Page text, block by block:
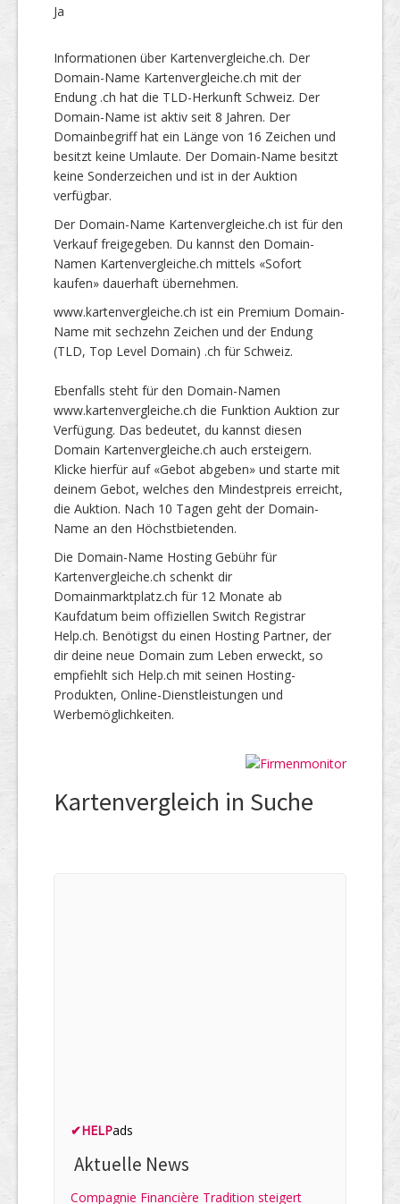
Ja
Informationen über Kartenvergleiche.ch. Der
Domain-Name Kartenvergleiche.ch mit der
Endung .ch hat die TLD-Herkunft Schweiz. Der
Domain-Name ist aktiv seit 8 Jahren. Der
Domainbegriff hat ein Länge von 16 Zeichen und
besitzt keine Umlaute. Der Domain-Name besitzt
keine Sonderzeichen und ist in der Auktion
verfügbar.
Der Domain-Name Kartenvergleiche.ch ist für den
Verkauf freigegeben. Du kannst den Domain-
Namen Kartenvergleiche.ch mittels «Sofort
kaufen» dauerhaft übernehmen.
www.kartenvergleiche.ch ist ein Premium Domain-
Name mit sechzehn Zeichen und der Endung
(TLD, Top Level Domain) .ch für Schweiz.
Ebenfalls steht für den Domain-Namen
www.kartenvergleiche.ch die Funktion Auktion zur
Verfügung. Das bedeutet, du kannst diesen
Domain Kartenvergleiche.ch auch ersteigern.
Klicke hierfür auf «Gebot abgeben» und starte mit
deinem Gebot, welches den Mindestpreis erreicht,
die Auktion. Nach 10 Tagen geht der Domain-
Name an den Höchstbietenden.
Die Domain-Name Hosting Gebühr für
Kartenvergleiche.ch schenkt dir
Domainmarktplatz.ch für 12 Monate ab
Kaufdatum beim offiziellen Switch Registrar
Help.ch. Benötigst du einen Hosting Partner, der
dir deine neue Domain zum Leben erweckt, so
empfiehlt sich Help.ch mit seinen Hosting-
Produkten, Online-Dienstleistungen und
Werbemöglichkeiten.
Kartenvergleich in Suche
✔HELPads
Aktuelle News
Compagnie Financière Tradition steigert